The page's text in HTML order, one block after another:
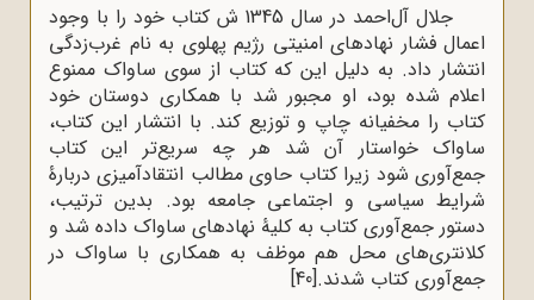
جلال آل‌احمد در سال 1345 ش کتاب خود را با وجود
اعمال فشار نهادهای امنیتی رژیم پهلوی به نام غرب‌زدگی
انتشار داد. به دلیل این که کتاب از سوی ساواک ممنوع
اعلام شده بود، او مجبور شد با همکاری دوستان خود
کتاب را مخفیانه چاپ و توزیع کند. با انتشار این کتاب،
ساواک خواستار آن شد هر چه سریع‌تر این کتاب
جمع‌آوری شود زیرا کتاب حاوی مطالب انتقادآمیزی دربارۀ
شرایط سیاسی و اجتماعی جامعه بود. بدین ترتیب،
دستور جمع‌آوری کتاب به کلیۀ نهادهای ساواک داده شد و
کلانتری‌های محل هم موظف به همکاری با ساواک در
جمع‌آوری کتاب شدند.[40]